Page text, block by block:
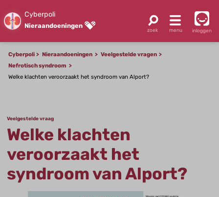
Cyberpoli
Nieraandoeningen
inloggen
Cyberpoli Nieraandoeningen
Veelgestelde vragen
Nefrotisch syndroom
Welke klachten veroorzaakt het syndroom van Alport?
Veelgestelde vraag
Welke klachten
veroorzaakt het
syndroom van Alport?